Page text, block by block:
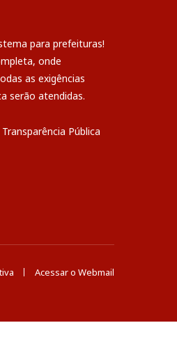
para prefeituras!
onde
as exigências
serão atendidas.
Pública
Acessar o Webmail